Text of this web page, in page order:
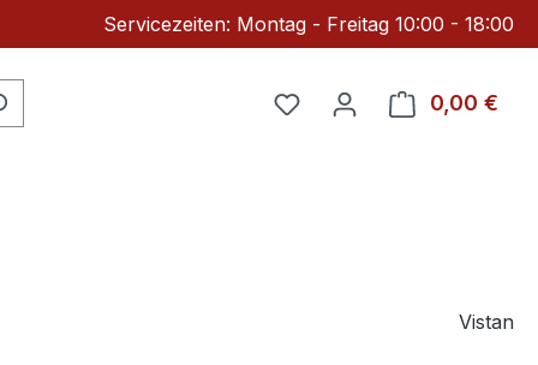
Servicezeiten: Montag - Freitag 10:00 - 18:00
Du hast 0 Produkte auf
0,00 €
Vistan